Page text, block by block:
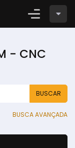
- CNC
BUSCAR
BUSCA AVANÇADA